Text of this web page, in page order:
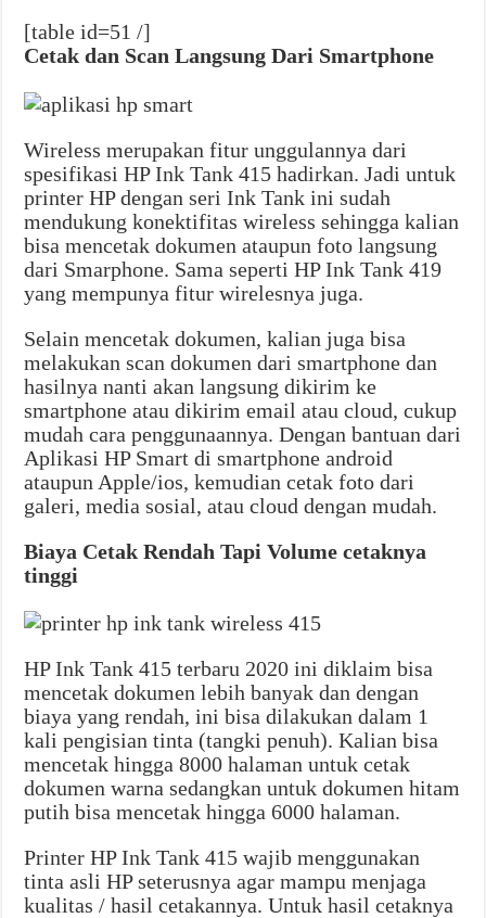
[table id=51 /]
Cetak dan Scan Langsung Dari Smartphone
Wireless merupakan fitur unggulannya dari
spesifikasi HP Ink Tank 415 hadirkan. Jadi untuk
printer HP dengan seri Ink Tank ini sudah
mendukung konektifitas wireless sehingga kalian
bisa mencetak dokumen ataupun foto langsung
dari Smarphone. Sama seperti HP Ink Tank 419
yang mempunya fitur wirelesnya juga.
Selain mencetak dokumen, kalian juga bisa
melakukan scan dokumen dari smartphone dan
hasilnya nanti akan langsung dikirim ke
smartphone atau dikirim email atau cloud, cukup
mudah cara penggunaannya. Dengan bantuan dari
Aplikasi HP Smart di smartphone android
ataupun Apple/ios, kemudian cetak foto dari
galeri, media sosial, atau cloud dengan mudah.
Biaya Cetak Rendah Tapi Volume cetaknya
tinggi
HP Ink Tank 415 terbaru 2020 ini diklaim bisa
mencetak dokumen lebih banyak dan dengan
biaya yang rendah, ini bisa dilakukan dalam 1
kali pengisian tinta (tangki penuh). Kalian bisa
mencetak hingga 8000 halaman untuk cetak
dokumen warna sedangkan untuk dokumen hitam
putih bisa mencetak hingga 6000 halaman.
Printer HP Ink Tank 415 wajib menggunakan
tinta asli HP seterusnya agar mampu menjaga
kualitas / hasil cetakannya. Untuk hasil cetaknya